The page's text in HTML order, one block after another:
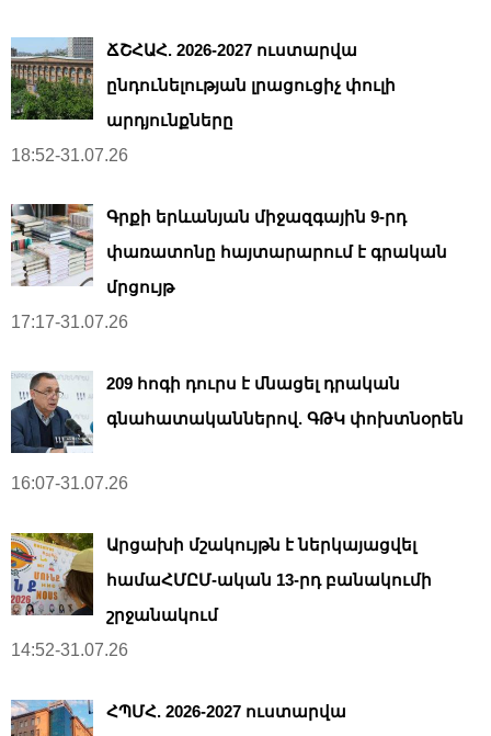
ՃՇՀԱՀ. 2026-2027 ուստարվա
ընդունելության լրացուցիչ փուլի
արդյունքները
18:52-31.07.26
Գրքի երևանյան միջազգային 9-րդ
փառատոնը հայտարարում է գրական
մրցույթ
17:17-31.07.26
209 հոգի դուրս է մնացել դրական
գնահատականներով. ԳԹԿ փոխտնօրեն
16:07-31.07.26
Արցախի մշակույթն է ներկայացվել
համաՀՄԸՄ-ական 13-րդ բանակումի
շրջանակում
14:52-31.07.26
ՀՊՄՀ. 2026-2027 ուստարվա